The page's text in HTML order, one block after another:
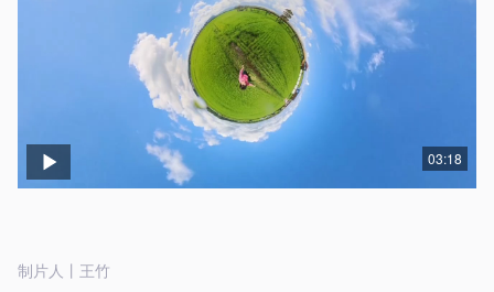
03:18
制片人丨王竹